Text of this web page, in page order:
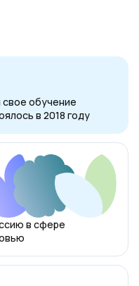
обучение
в 2018 году
в сфере